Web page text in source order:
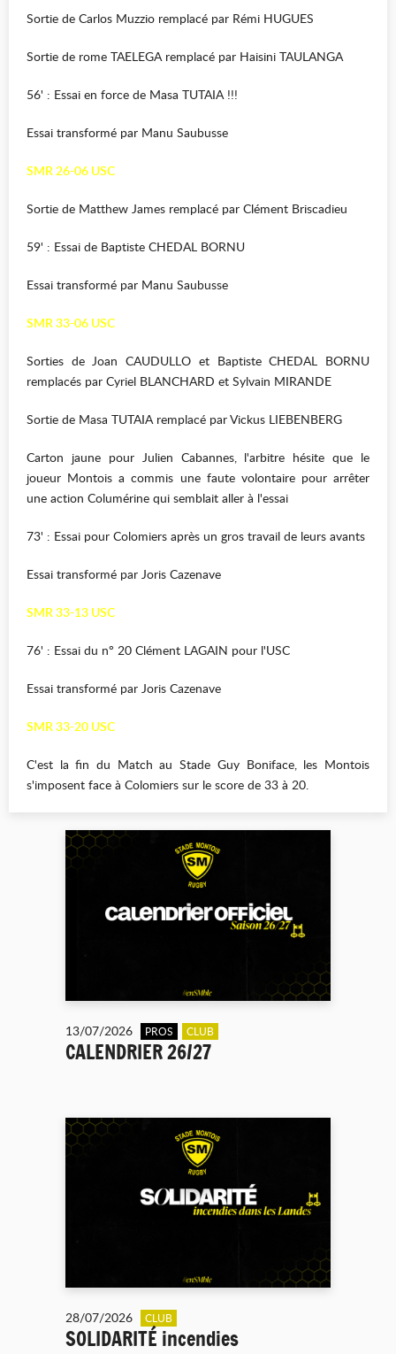
Sortie de Carlos Muzzio remplacé par Rémi HUGUES
Sortie de rome TAELEGA remplacé par Haisini TAULANGA
56' : Essai en force de Masa TUTAIA !!!
Essai transformé par Manu Saubusse
SMR 26-06 USC
Sortie de Matthew James remplacé par Clément Briscadieu
59' : Essai de Baptiste CHEDAL BORNU
Essai transformé par Manu Saubusse
SMR 33-06 USC
Sorties de Joan CAUDULLO et Baptiste CHEDAL BORNU
remplacés par Cyriel BLANCHARD et Sylvain MIRANDE
Sortie de Masa TUTAIA remplacé par Vickus LIEBENBERG
Carton jaune pour Julien Cabannes, l'arbitre hésite que le
joueur Montois a commis une faute volontaire pour arrêter
une action Columérine qui semblait aller à l'essai
73' : Essai pour Colomiers après un gros travail de leurs avants
Essai transformé par Joris Cazenave
SMR 33-13 USC
76' : Essai du n° 20 Clément LAGAIN pour l'USC
Essai transformé par Joris Cazenave
SMR 33-20 USC
C'est la fin du Match au Stade Guy Boniface, les Montois
s'imposent face à Colomiers sur le score de 33 à 20.
13/07/2026 PROS CLUB
CALENDRIER 26/27
28/07/2026 CLUB
SOLIDARITÉ incendies